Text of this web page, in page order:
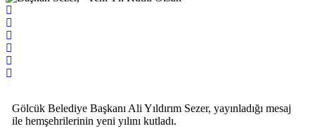
Gölcük Belediye Başkanı Ali Yıldırım Sezer, yayınladığı mesaj
ile hemşehrilerinin yeni yılını kutladı.